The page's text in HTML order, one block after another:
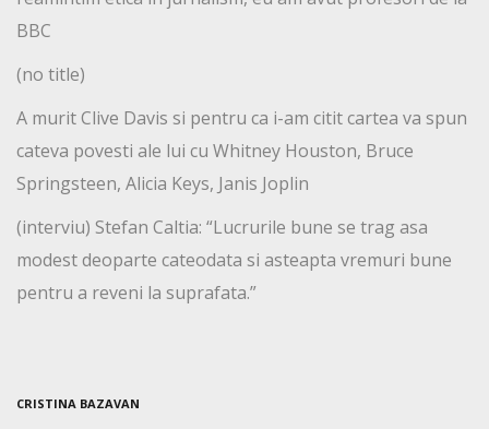
BBC
(no title)
A murit Clive Davis si pentru ca i-am citit cartea va spun
cateva povesti ale lui cu Whitney Houston, Bruce
Springsteen, Alicia Keys, Janis Joplin
(interviu) Stefan Caltia: “Lucrurile bune se trag asa
modest deoparte cateodata si asteapta vremuri bune
pentru a reveni la suprafata.”
CRISTINA BAZAVAN